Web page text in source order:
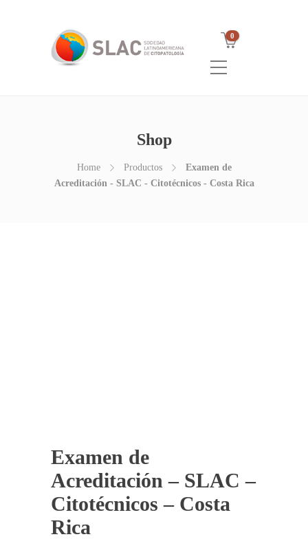
0
Shop
Home Productos
Examen de
Acreditación - SLAC - Citotécnicos - Costa Rica
Examen de
Acreditación – SLAC –
Citotécnicos – Costa
Rica